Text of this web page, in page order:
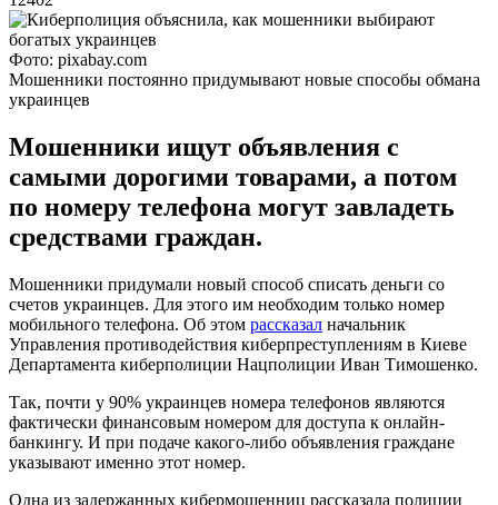
Фото: pixabay.com
Мошенники постоянно придумывают новые способы обмана
украинцев
Мошенники ищут объявления с
самыми дорогими товарами, а потом
по номеру телефона могут завладеть
средствами граждан.
Мошенники придумали новый способ списать деньги со
счетов украинцев. Для этого им необходим только номер
мобильного телефона. Об этом рассказал начальник
Управления противодействия киберпреступлениям в Киеве
Департамента киберполиции Нацполиции Иван Тимошенко.
Так, почти у 90% украинцев номера телефонов являются
фактически финансовым номером для доступа к онлайн-
банкингу. И при подаче какого-либо объявления граждане
указывают именно этот номер.
Одна из задержанных кибермошенниц рассказала полиции